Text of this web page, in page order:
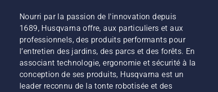
Nourri par la passion de l'innovation depuis
1689, Husqvarna offre, aux particuliers et aux
professionnels, des produits performants pour
l’entretien des jardins, des parcs et des forêts. En
associant technologie, ergonomie et sécurité à la
conception de ses produits, Husqvarna est un
leader reconnu de la tonte robotisée et des